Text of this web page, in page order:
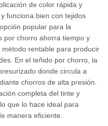
de color rápida y
funciona bien con tejidos
popular para la
por chorro ahorra tiempo y
rentable para producir
En el teñido por chorro, la
donde circula a
chorros de alta presión.
completa del tinte y
que lo hace ideal para
manera eficiente.